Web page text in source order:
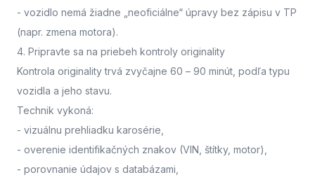
- vozidlo nemá žiadne „neoficiálne“ úpravy bez zápisu v TP
(napr. zmena motora).
4. Pripravte sa na priebeh kontroly originality
Kontrola originality trvá zvyčajne 60 – 90 minút , podľa typu
vozidla a jeho stavu.
Technik vykoná:
- vizuálnu prehliadku karosérie,
- overenie identifikačných znakov (VIN, štítky, motor),
- porovnanie údajov s databázami,